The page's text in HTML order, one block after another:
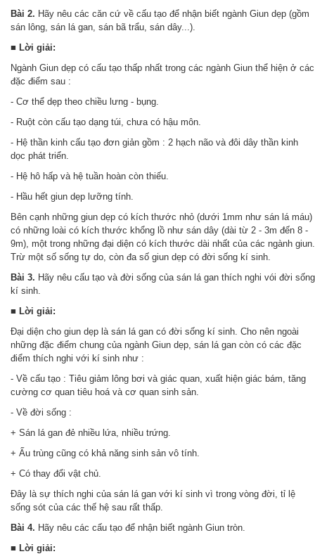
Bài 2. Hãy nêu các căn cứ về cấu tạo để nhận biết ngành Giun dẹp (gồm
sán lông, sán lá gan, sán bã trẩu, sán dây...).
■ Lời giải:
Ngành Giun dẹp có cấu tạo thấp nhất trong các ngành Giun thể hiện ở các
đặc điểm sau :
- Cơ thể dẹp theo chiều lưng - bụng.
- Ruột còn cấu tạo dạng túi, chưa có hậu môn.
- Hệ thần kinh cấu tạo đơn giản gồm : 2 hạch não và đôi dây thần kinh
dọc phát triển.
- Hệ hô hấp và hệ tuần hoàn còn thiếu.
- Hầu hết giun dẹp lưỡng tính.
Bên cạnh những giun dẹp có kích thước nhỏ (dưới 1mm như sán lá máu)
có những loài có kích thước khổng lồ như sán dây (dài từ 2 - 3m đến 8 -
9m), một trong những đại diện có kích thước dài nhất của các ngành giun.
Trừ một số sống tự do, còn đa số giun dẹp có đời sống kí sinh.
Bài 3. Hãy nêu cấu tạo và đời sống của sán lá gan thích nghi vói đời sống
kí sinh.
■ Lời giải:
Đại diện cho giun dẹp là sán lá gan có đời sống kí sinh. Cho nên ngoài
những đặc điểm chung của ngành Giun dẹp, sán lá gan còn có các đặc
điểm thích nghi với kí sinh như :
- Về cấu tạo : Tiêu giảm lông bơi và giác quan, xuất hiện giác bám, tăng
cường cơ quan tiêu hoá và cơ quan sinh sản.
- Về đời sống :
+ Sán lá gan đẻ nhiều lứa, nhiều trứng.
+ Ấu trùng cũng có khả năng sinh sản vô tính.
+ Có thay đổi vật chủ.
Đây là sự thích nghi của sán lá gan với kí sinh vì trong vòng đời, tỉ lệ
sống sót của các thế hệ sau rất thấp.
Bài 4. Hãy nêu các cấu tạo để nhận biết ngành Giun tròn.
■ Lời giải: